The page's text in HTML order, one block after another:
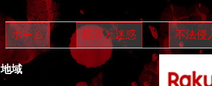
ホーム 犯罪と迷惑 不法侵
地域